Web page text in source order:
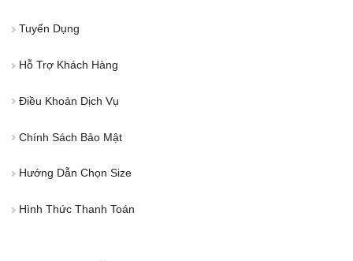
Tuyển Dụng
Hỗ Trợ Khách Hàng
Điều Khoản Dịch Vụ
Chính Sách Bảo Mật
Hướng Dẫn Chọn Size
Hình Thức Thanh Toán